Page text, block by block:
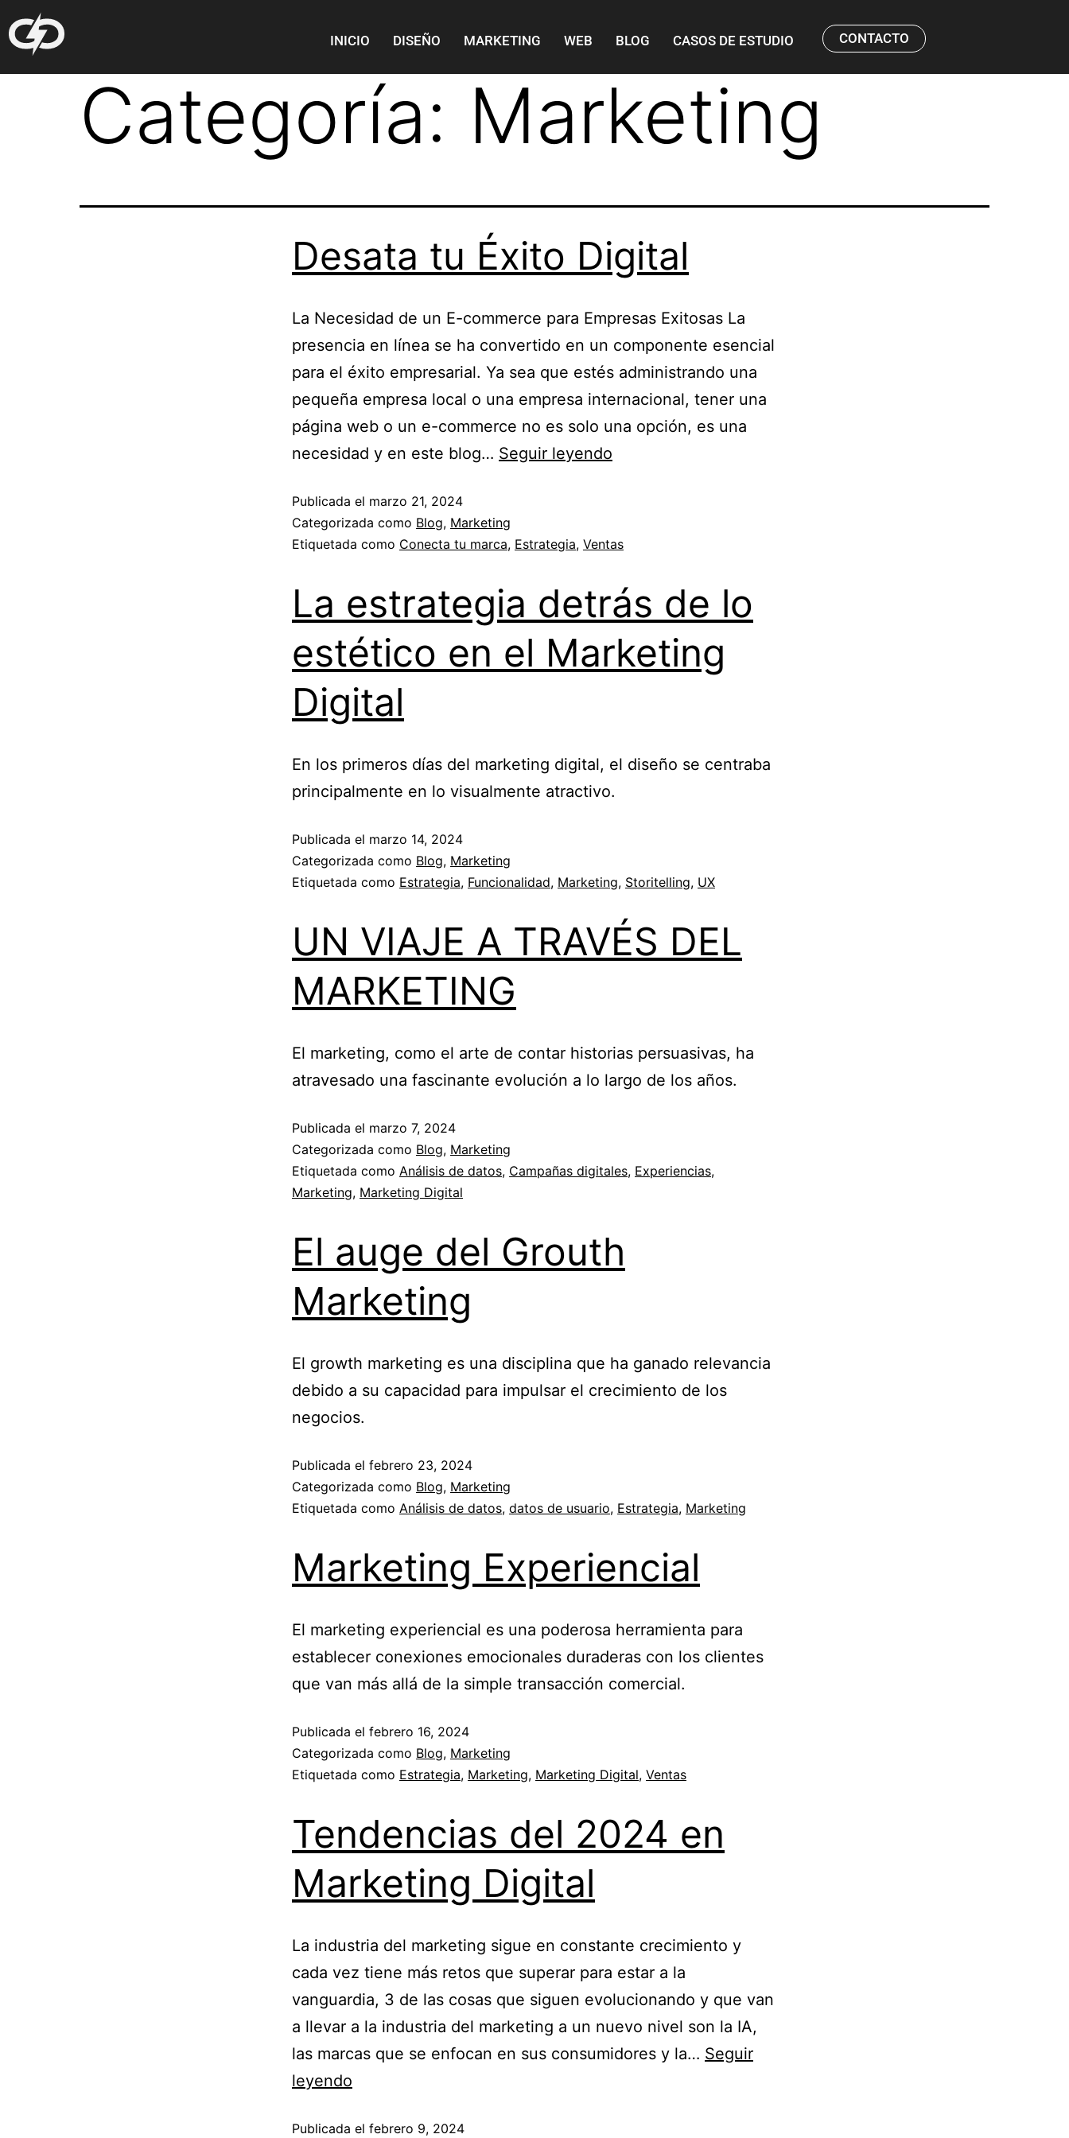
INICIO DISEÑO MARKETING WEB BLOG CASOS DE ESTUDIO CONTACTO
Categoría: Marketing
Desata tu Éxito Digital
La Necesidad de un E-commerce para Empresas Exitosas La
presencia en línea se ha convertido en un componente esencial
para el éxito empresarial. Ya sea que estés administrando una
pequeña empresa local o una empresa internacional, tener una
página web o un e-commerce no es solo una opción, es una
necesidad y en este blog… Seguir leyendo
Publicada el marzo 21, 2024
Categorizada como Blog, Marketing
Etiquetada como Conecta tu marca, Estrategia, Ventas
La estrategia detrás de lo
estético en el Marketing
Digital
En los primeros días del marketing digital, el diseño se centraba
principalmente en lo visualmente atractivo.
Publicada el marzo 14, 2024
Categorizada como Blog, Marketing
Etiquetada como Estrategia, Funcionalidad, Marketing, Storitelling, UX
UN VIAJE A TRAVÉS DEL
MARKETING
El marketing, como el arte de contar historias persuasivas, ha
atravesado una fascinante evolución a lo largo de los años.
Publicada el marzo 7, 2024
Categorizada como Blog, Marketing
Etiquetada como Análisis de datos, Campañas digitales, Experiencias,
Marketing, Marketing Digital
El auge del Grouth
Marketing
El growth marketing es una disciplina que ha ganado relevancia
debido a su capacidad para impulsar el crecimiento de los
negocios.
Publicada el febrero 23, 2024
Categorizada como Blog, Marketing
Etiquetada como Análisis de datos, datos de usuario, Estrategia, Marketing
Marketing Experiencial
El marketing experiencial es una poderosa herramienta para
establecer conexiones emocionales duraderas con los clientes
que van más allá de la simple transacción comercial.
Publicada el febrero 16, 2024
Categorizada como Blog, Marketing
Etiquetada como Estrategia, Marketing, Marketing Digital, Ventas
Tendencias del 2024 en
Marketing Digital
La industria del marketing sigue en constante crecimiento y
cada vez tiene más retos que superar para estar a la
vanguardia, 3 de las cosas que siguen evolucionando y que van
a llevar a la industria del marketing a un nuevo nivel son la IA,
las marcas que se enfocan en sus consumidores y la… Seguir
leyendo
Publicada el febrero 9, 2024